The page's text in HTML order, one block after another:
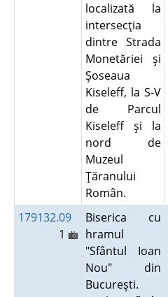
localizată la
intersecţia
dintre Strada
Monetăriei şi
Şoseaua
Kiseleff, la S-V
de Parcul
Kiseleff şi la
nord de
Muzeul
Ţăranului
Român.
179132.09
1
Biserica cu
hramul
"Sfântul Ioan
Nou" din
Bucureşti.